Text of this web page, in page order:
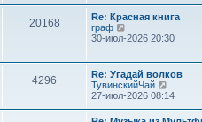
т
и
к
о
с
л
е
д
н
20168
Re: Красная книга
граф
е
т
и
к
п
30-июл-2026 20:30
4296
Re: Угадай волков
ТувинскийЧай
е
е
27-июл-2026 08:14